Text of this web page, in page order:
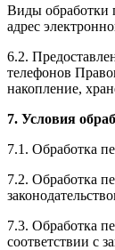
Виды обработки
адрес
6.2.
телефонов
накопление,
7. Условия
7.1. Обработка
7.2. Обработка
7.3. Обработка
соответствии с